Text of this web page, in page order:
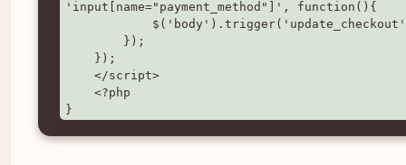
'input[name="payment_method"]', function(){
}